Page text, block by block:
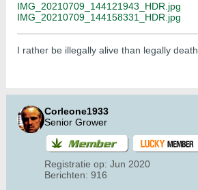
IMG_20210709_144121943_HDR.jpg
IMG_20210709_144158331_HDR.jpg
I rather be illegally alive than legally death
Corleone1933
Senior Grower
Registratie op: Jun 2020
Berichten: 916